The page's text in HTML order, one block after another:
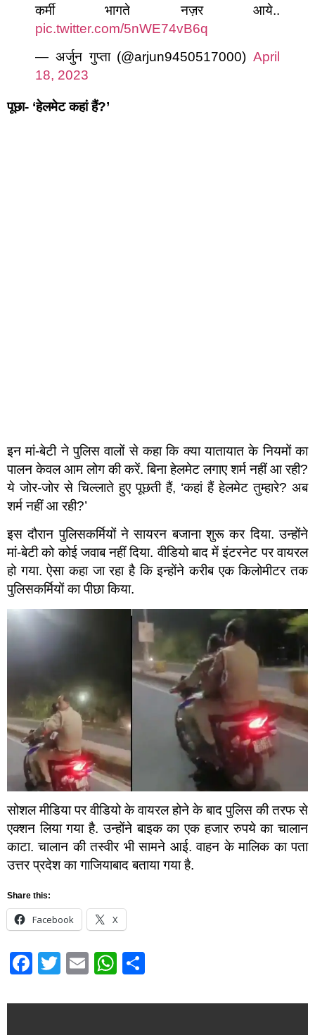
कर्मी भागते नज़र आये..
pic.twitter.com/5nWE74vB6q
— अर्जुन गुप्ता (@arjun9450517000) April
18, 2023
पूछा- ‘हेलमेट कहां हैं?’
इन मां-बेटी ने पुलिस वालों से कहा कि क्या यातायात के नियमों का
पालन केवल आम लोग की करें. बिना हेलमेट लगाए शर्म नहीं आ रही?
ये जोर-जोर से चिल्लाते हुए पूछती हैं, ‘कहां हैं हेलमेट तुम्हारे? अब
शर्म नहीं आ रही?’
इस दौरान पुलिसकर्मियों ने सायरन बजाना शुरू कर दिया. उन्होंने
मां-बेटी को कोई जवाब नहीं दिया. वीडियो बाद में इंटरनेट पर वायरल
हो गया. ऐसा कहा जा रहा है कि इन्होंने करीब एक किलोमीटर तक
पुलिसकर्मियों का पीछा किया.
सोशल मीडिया पर वीडियो के वायरल होने के बाद पुलिस की तरफ से
एक्शन लिया गया है. उन्होंने बाइक का एक हजार रुपये का चालान
काटा. चालान की तस्वीर भी सामने आई. वाहन के मालिक का पता
उत्तर प्रदेश का गाजियाबाद बताया गया है.
Share this:
Facebook X
Facebook
Twitter
EmailWhatsApp